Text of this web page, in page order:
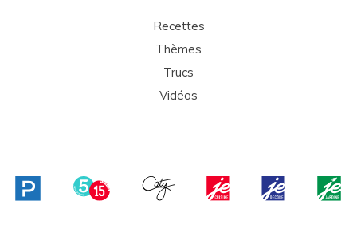
Recettes
Thèmes
Trucs
Vidéos